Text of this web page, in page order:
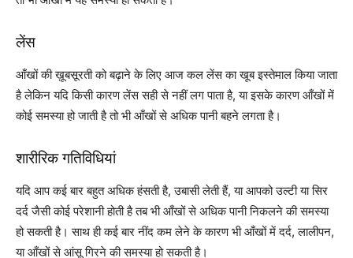
लेंस
आँखों की ख़ूबसूरती को बढ़ाने के लिए आज कल लेंस का खूब इस्तेमाल किया जाता
है लेकिन यदि किसी कारण लेंस सही से नहीं लग पाता है, या इसके कारण आँखों में
कोई समस्या हो जाती है तो भी आँखों से अधिक पानी बहने लगता है।
शारीरिक गतिविधियां
यदि आप कई बार बहुत अधिक हंसती है, उबासी लेती हैं, या आपको उल्टी या सिर
दर्द जैसी कोई परेशानी होती है तब भी आँखों से अधिक पानी निकलने की समस्या
हो सकती है। साथ ही कई बार नींद कम लेने के कारण भी आँखों में दर्द, लालीपन,
या आँखों से आंसू गिरने की समस्या हो सकती है।